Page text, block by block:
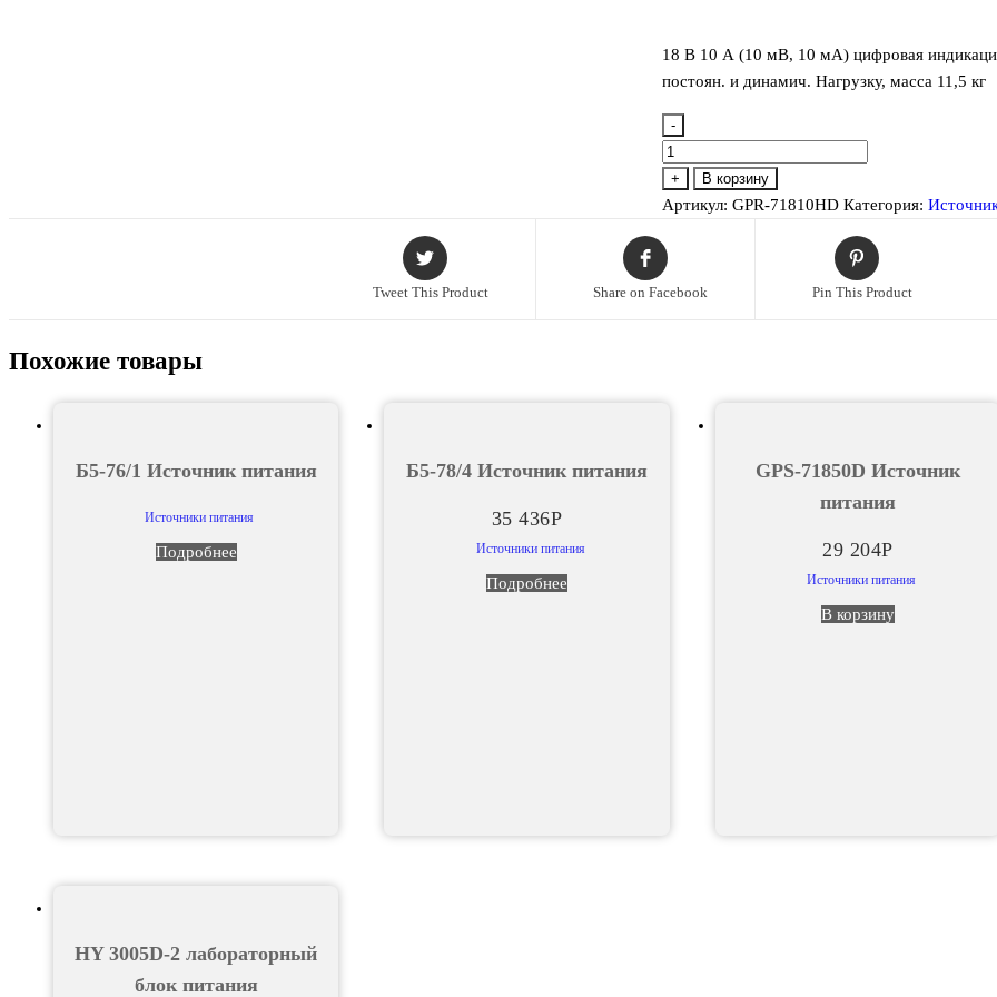
18 В 10 А (10 мВ, 10 мА) цифровая
постоян. и динамич. Нагрузку, масса 11,5 кг
-
Количество
товара
GPR-
Источник
питания
+ В корзину
Артикул:GPR-71810HD Категория:
Tweet This Product Share on Facebook Pin This Product
Похожие товары
Б5-76/1 Источник питания
Источники питания
Подробнее
Б5-78/4 Источник питания
35 436Р
Источники питания
Подробнее
GPS-71850D Источник
питания
29 204Р
Источники питания
В корзину
HY 3005D-2 лабораторный
блок питания